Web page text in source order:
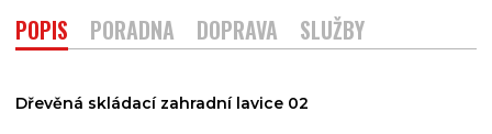
POPIS PORADNA DOPRAVA SLUŽBY
Dřevěná skládací zahradní lavice 02